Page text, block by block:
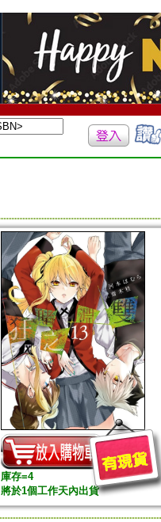
庫存=4
將於1個工作天內出貨